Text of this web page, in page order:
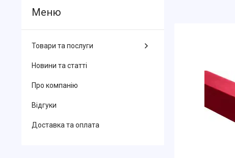
Товари та послуги
Новини та статті
Про компанію
Відгуки
Доставка та оплата